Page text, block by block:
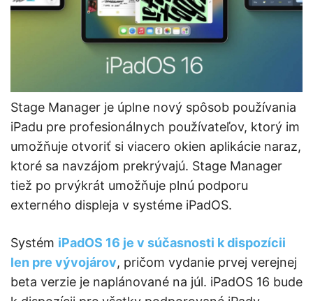
Stage Manager je úplne nový spôsob používania
iPadu pre profesionálnych používateľov, ktorý im
umožňuje otvoriť si viacero okien aplikácie naraz,
ktoré sa navzájom prekrývajú. Stage Manager
tiež po prvýkrát umožňuje plnú podporu
externého displeja v systéme iPadOS.
Systém iPadOS 16 je v súčasnosti k dispozícii
len pre vývojárov, pričom vydanie prvej verejnej
beta verzie je naplánované na júl. iPadOS 16 bude